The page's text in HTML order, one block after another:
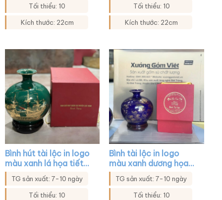
Tối thiểu: 10
Kích thước: 22cm
Tối thiểu: 10
Kích thước: 22cm
Bình hút tài lộc in logo
màu xanh lá họa tiết
thuyền buồm in decal
vàng XG-BHL35
TG sản xuất: 7-10 ngày
Tối thiểu: 10
Bình tài lộc in logo
màu xanh dương họa
tiết cửu ngư quần hội
XG-BHL41
TG sản xuất: 7-10 ngày
Tối thiểu: 10